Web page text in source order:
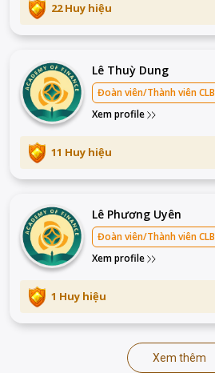
22 Huy hiệu
Lê Thuỳ Dung
Đoàn viên/Thành viên CLB
Xem profile
11 Huy hiệu
Lê Phương Uyên
Đoàn viên/Thành viên CLB
Xem profile
1 Huy hiệu
Xem thêm